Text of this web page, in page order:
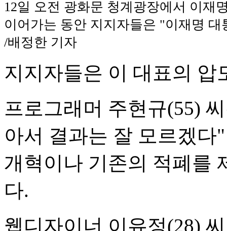
12일 오전 광화문 청계광장에서 이재
이어가는 동안 지지자들은 "이재명
/배정한 기자
지지자들은 이 대표의 압
프로그래머 주현규(55)
아서 결과는 잘 모르겠
개혁이나 기존의 적폐를
다.
웹디자이너 이유정(28)